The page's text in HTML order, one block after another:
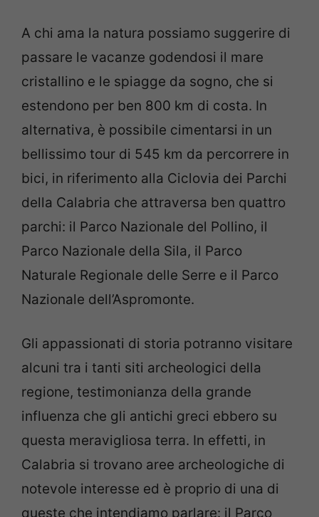
A chi ama la natura possiamo suggerire di
passare le vacanze godendosi il mare
cristallino e le spiagge da sogno, che si
estendono per ben 800 km di costa. In
alternativa, è possibile cimentarsi in un
bellissimo tour di 545 km da percorrere in
bici, in riferimento alla Ciclovia dei Parchi
della Calabria che attraversa ben quattro
parchi: il Parco Nazionale del Pollino, il
Parco Nazionale della Sila, il Parco
Naturale Regionale delle Serre e il Parco
Nazionale dell’Aspromonte.
Gli appassionati di storia potranno visitare
alcuni tra i tanti siti archeologici della
regione, testimonianza della grande
influenza che gli antichi greci ebbero su
questa meravigliosa terra. In effetti, in
Calabria si trovano aree archeologiche di
notevole interesse ed è proprio di una di
queste che intendiamo parlare: il Parco